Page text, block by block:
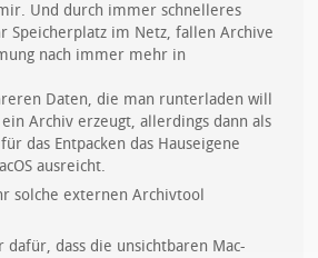
Und durch immer schnelleres
Speicherplatz im Netz, fallen Archive
nach immer mehr in
Daten, die man runterladen will
Archiv erzeugt, allerdings dann als
das Entpacken das Hauseigene
ausreicht.
solche externen Archivtool
dafür, dass die unsichtbaren Mac-